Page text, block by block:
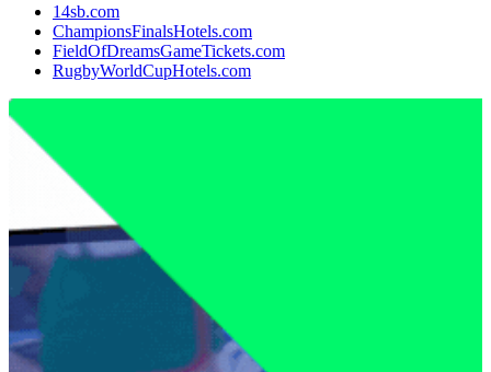
14sb.com
ChampionsFinalsHotels.com
FieldOfDreamsGameTickets.com
RugbyWorldCupHotels.com